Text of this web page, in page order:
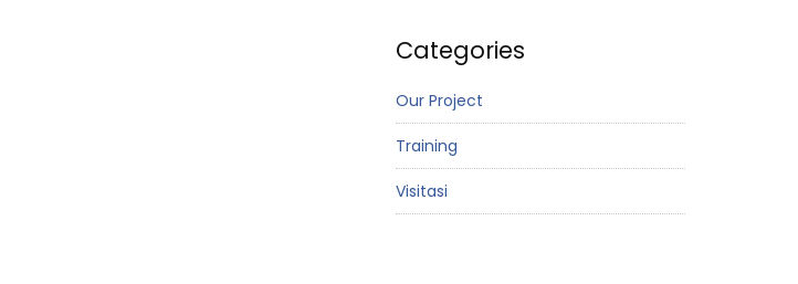
Categories
Our Project
Training
Visitasi